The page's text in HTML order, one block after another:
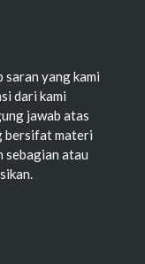
saran yang kami
dari kami
jawab atas
bersifat materi
sebagian atau